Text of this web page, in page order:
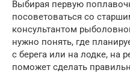
Выбирая первую
посоветоваться со
консультантом
нужно понять, где
с берега или на лодке, на
поможет сделать